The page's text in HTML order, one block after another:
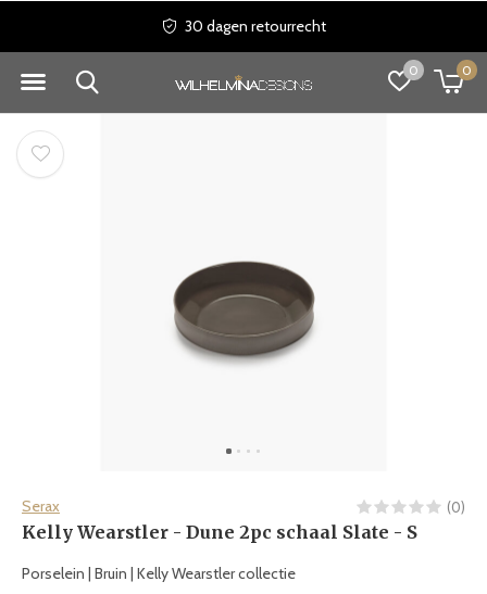
0 0
30 dagen retourrecht
Serax (0)
Kelly Wearstler - Dune 2pc schaal Slate - S
Porselein | Bruin | Kelly Wearstler collectie